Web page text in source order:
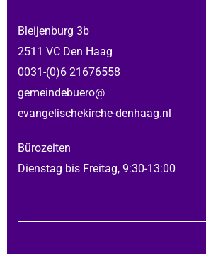
Bleijenburg 3b
2511 VC Den Haag
0031-(0)6 21676558
gemeindebuero@
evangelischekirche-denhaag.nl
Bürozeiten
Dienstag bis Freitag, 9:30-13:00